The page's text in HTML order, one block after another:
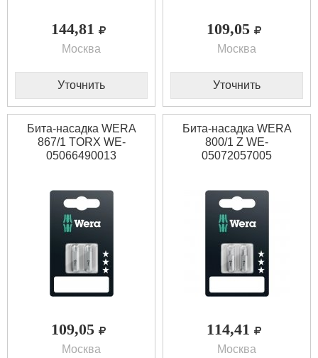
144,81
Москва
Уточнить
109,05
Москва
Уточнить
Бита-насадка WERA
867/1 TORX WE-
05066490013
109,05
Москва
Бита-насадка WERA
800/1 Z WE-
05072057005
114,41
Москва